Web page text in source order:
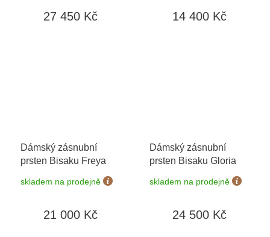
27 450 Kč 14 400 Kč
Dámský zásnubní
prsten Bisaku Freya
skladem na prodejně
21 000 Kč
Dámský zásnubní
prsten Bisaku Gloria
skladem na prodejně
24 500 Kč